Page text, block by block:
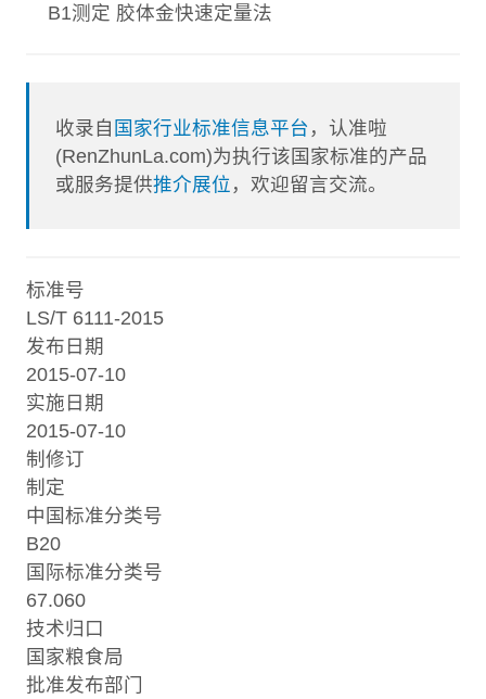
B1测定 胶体金快速定量法
收录自 国家行业标准信息平台 ，认准啦
(RenZhunLa.com)为执行该国家标准的产品
或服务提供推介展位 ，欢迎留言交流。
标准号
LS/T 6111-2015
发布日期
2015-07-10
实施日期
2015-07-10
制修订
制定
中国标准分类号
B20
国际标准分类号
67.060
技术归口
国家粮食局
批准发布部门